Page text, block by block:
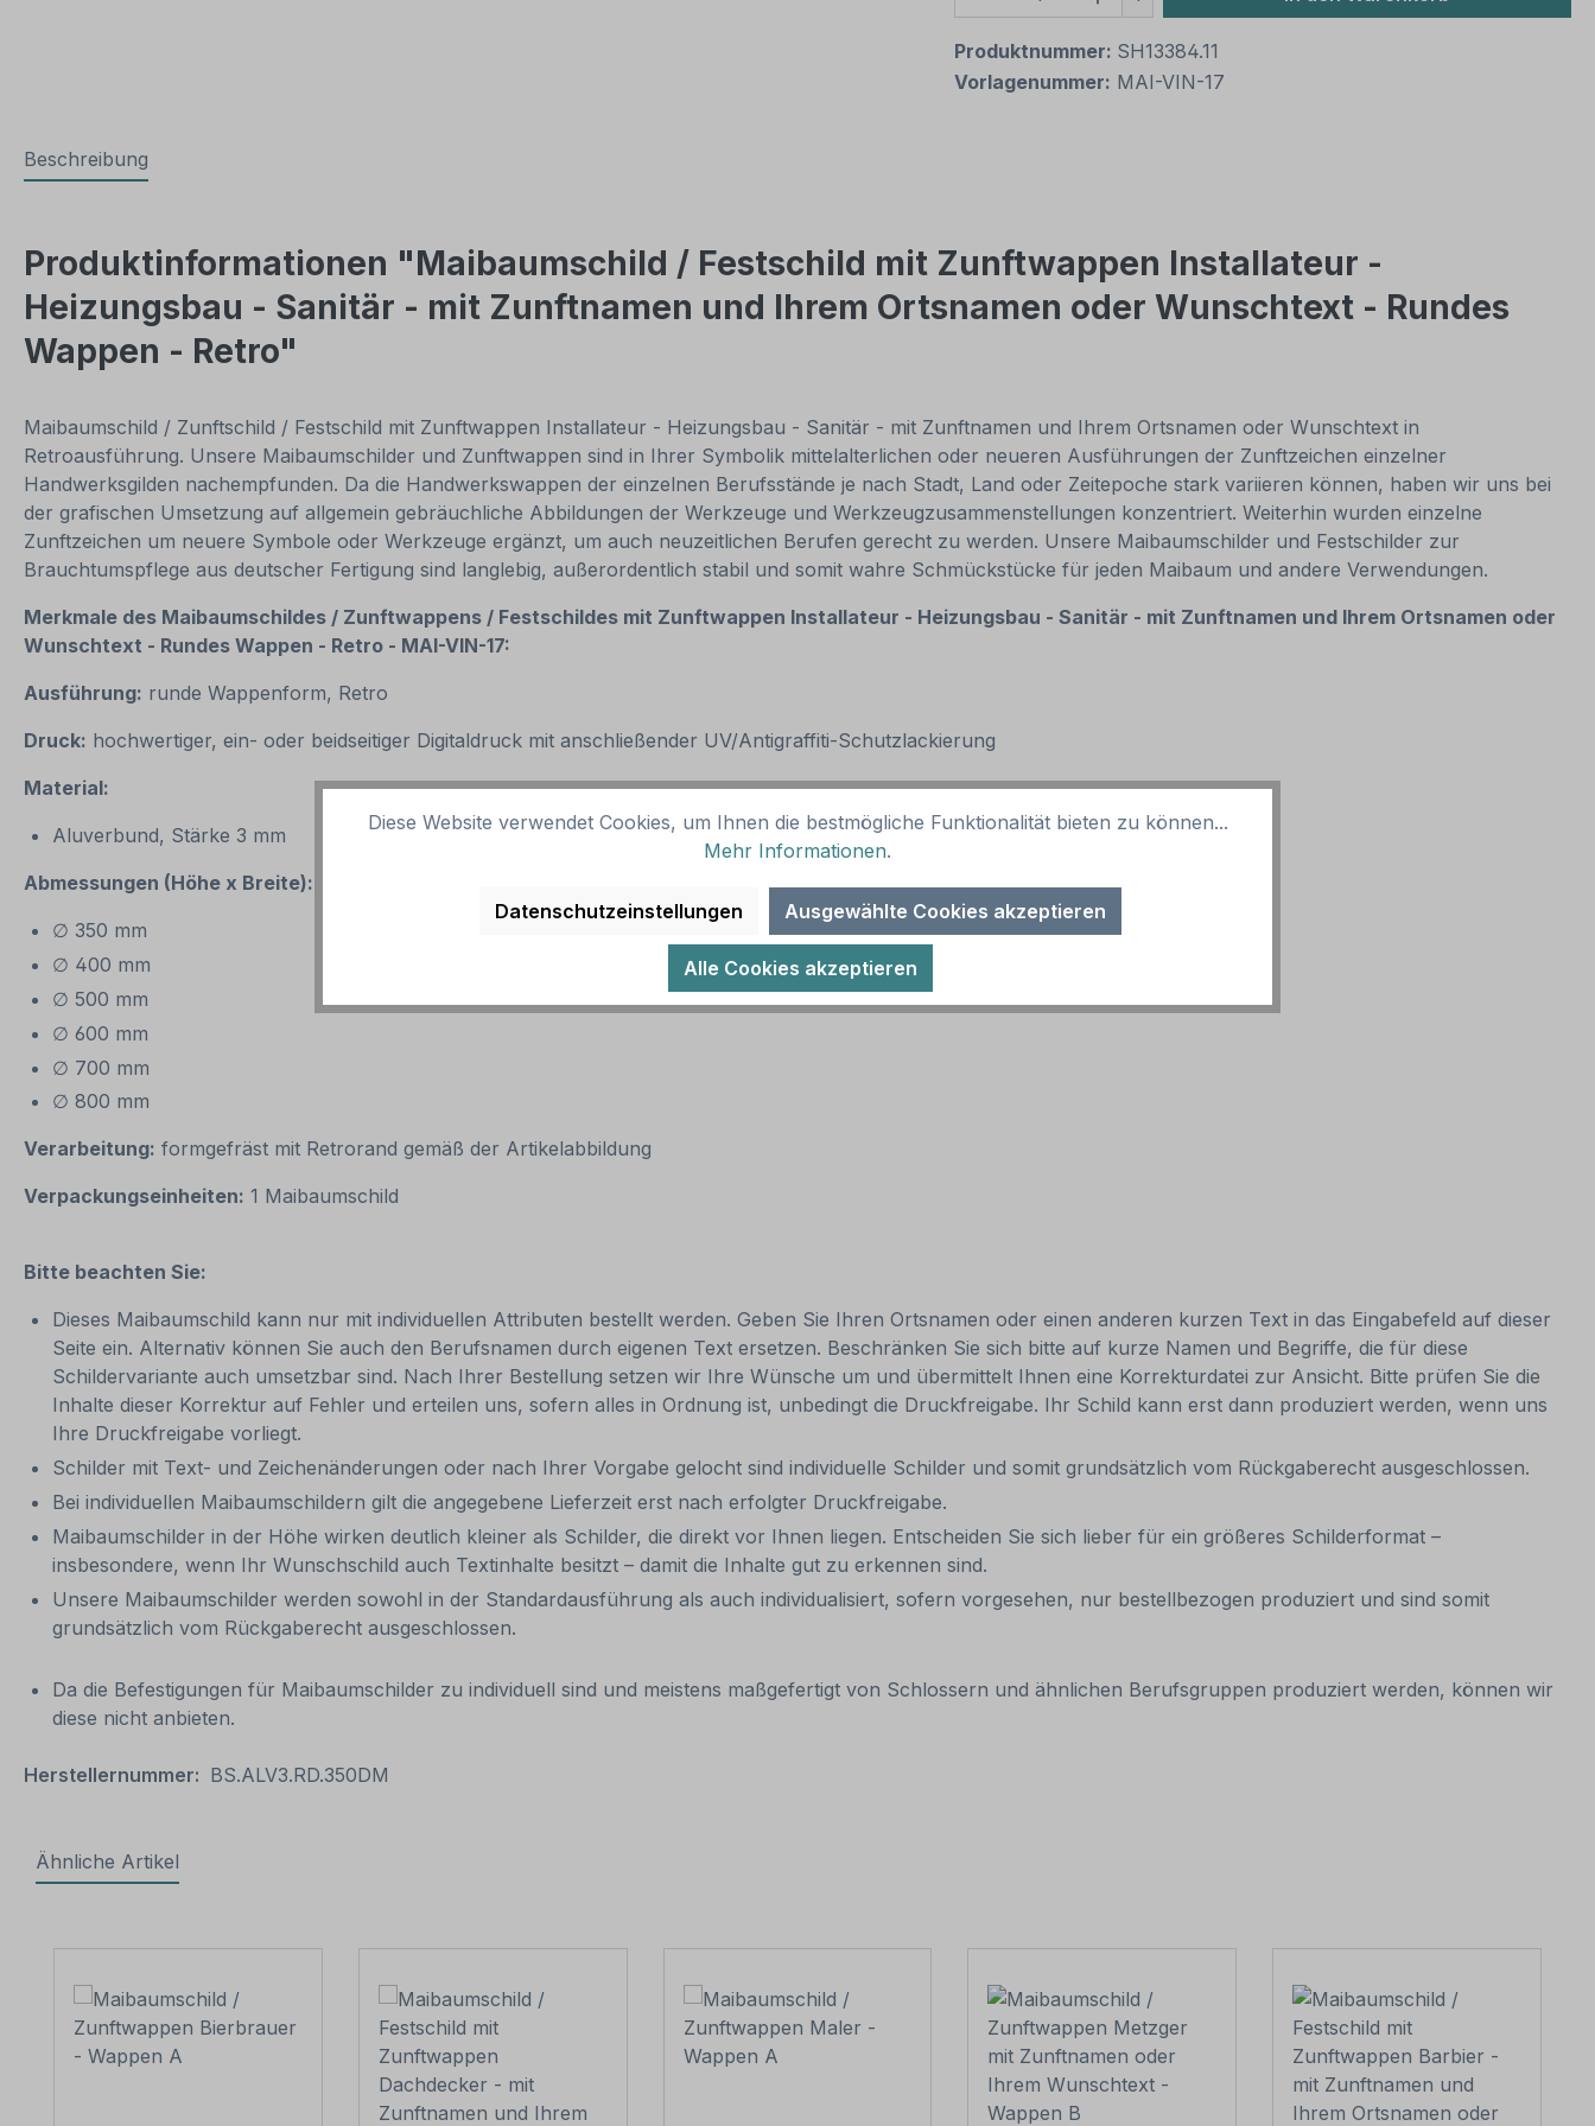
Produktnummer: SH13384.11
Vorlagenummer: MAI-VIN-17
Beschreibung
Produktinformationen "Maibaumschild / Festschild mit Zunftwappen Installateur -
Heizungsbau - Sanitär - mit Zunftnamen und Ihrem Ortsnamen oder Wunschtext - Rundes
Wappen - Retro"
Maibaumschild / Zunftschild / Festschild mit Zunftwappen Installateur - Heizungsbau - Sanitär - mit Zunftnamen und Ihrem Ortsnamen oder Wunschtext in
Retroausführung. Unsere Maibaumschilder und Zunftwappen sind in Ihrer Symbolik mittelalterlichen oder neueren Ausführungen der Zunftzeichen einzelner
Handwerksgilden nachempfunden. Da die Handwerkswappen der einzelnen Berufsstände je nach Stadt, Land oder Zeitepoche stark variieren können, haben wir uns bei
der grafischen Umsetzung auf allgemein gebräuchliche Abbildungen der Werkzeuge und Werkzeugzusammenstellungen konzentriert. Weiterhin wurden einzelne
Zunftzeichen um neuere Symbole oder Werkzeuge ergänzt, um auch neuzeitlichen Berufen gerecht zu werden. Unsere Maibaumschilder und Festschilder zur
Brauchtumspflege aus deutscher Fertigung sind langlebig, außerordentlich stabil und somit wahre Schmückstücke für jeden Maibaum und andere Verwendungen.
Merkmale des Maibaumschildes / Zunftwappens / Festschildes mit Zunftwappen Installateur - Heizungsbau - Sanitär - mit Zunftnamen und Ihrem Ortsnamen oder
Wunschtext - Rundes Wappen - Retro - MAI-VIN-17:
Ausführung: runde Wappenform, Retro
Druck: hochwertiger, ein- oder beidseitiger Digitaldruck mit anschließender UV/Antigraffiti-Schutzlackierung
Material:
Aluverbund, Stärke 3 mm
Abmessungen (Höhe x Breite):
∅ 350 mm
∅ 400 mm
∅ 500 mm
∅ 600 mm
∅ 700 mm
∅ 800 mm
Verarbeitung: formgefräst mit Retrorand gemäß der Artikelabbildung
Verpackungseinheiten: 1 Maibaumschild
Bitte beachten Sie:
Dieses Maibaumschild kann nur mit individuellen Attributen bestellt werden. Geben Sie Ihren Ortsnamen oder einen anderen kurzen Text in das Eingabefeld auf dieser
Seite ein. Alternativ können Sie auch den Berufsnamen durch eigenen Text ersetzen. Beschränken Sie sich bitte auf kurze Namen und Begriffe, die für diese
Schildervariante auch umsetzbar sind. Nach Ihrer Bestellung setzen wir Ihre Wünsche um und übermittelt Ihnen eine Korrekturdatei zur Ansicht. Bitte prüfen Sie die
Inhalte dieser Korrektur auf Fehler und erteilen uns, sofern alles in Ordnung ist, unbedingt die Druckfreigabe. Ihr Schild kann erst dann produziert werden, wenn uns
Ihre Druckfreigabe vorliegt.
Schilder mit Text- und Zeichenänderungen oder nach Ihrer Vorgabe gelocht sind individuelle Schilder und somit grundsätzlich vom Rückgaberecht ausgeschlossen.
Bei individuellen Maibaumschildern gilt die angegebene Lieferzeit erst nach erfolgter Druckfreigabe.
Maibaumschilder in der Höhe wirken deutlich kleiner als Schilder, die direkt vor Ihnen liegen. Entscheiden Sie sich lieber für ein größeres Schilderformat –
insbesondere, wenn Ihr Wunschschild auch Textinhalte besitzt – damit die Inhalte gut zu erkennen sind.
Unsere Maibaumschilder werden sowohl in der Standardausführung als auch individualisiert, sofern vorgesehen, nur bestellbezogen produziert und sind somit
grundsätzlich vom Rückgaberecht ausgeschlossen.
Da die Befestigungen für Maibaumschilder zu individuell sind und meistens maßgefertigt von Schlossern und ähnlichen Berufsgruppen produziert werden, können wir
diese nicht anbieten.
Herstellernummer: BS.ALV3.RD.350DM
Ähnliche Artikel
Diese Website verwendet Cookies, um Ihnen die bestmögliche Funktionalität bieten zu können...
Mehr Informationen.
Datenschutzeinstellungen Ausgewählte Cookies akzeptieren
Alle Cookies akzeptieren